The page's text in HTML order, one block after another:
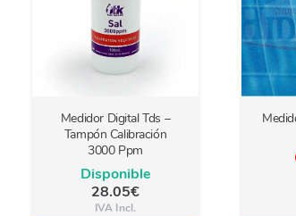
Medidor Digital Tds –
Tampón Calibración
3000 Ppm
Disponible
28.05€
IVA Incl.